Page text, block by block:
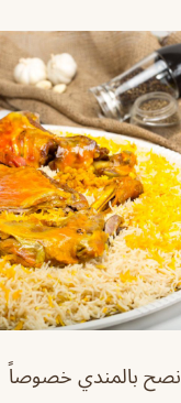
بالمندي